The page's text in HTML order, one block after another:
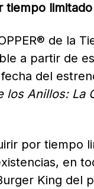
tiempo limitado
de la
a partir de
del
los Anillos: La
por tiempo
en
King del